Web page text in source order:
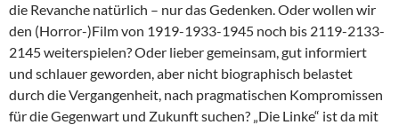
die Revanche natürlich – nur das Gedenken. Oder wollen wir
den (Horror-)Film von 1919-1933-1945 noch bis 2119-2133-
2145 weiterspielen? Oder lieber gemeinsam, gut informiert
und schlauer geworden, aber nicht biographisch belastet
durch die Vergangenheit, nach pragmatischen Kompromissen
für die Gegenwart und Zukunft suchen? „Die Linke“ ist da mit